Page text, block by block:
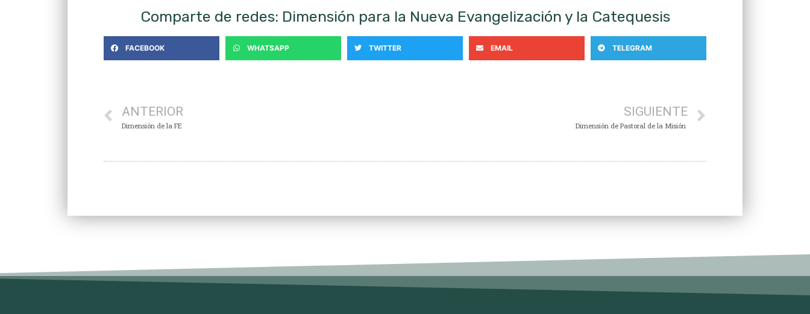
Comparte de redes: Dimensión para la Nueva Evangelización y la Catequesis
FACEBOOK WHATSAPP TWITTER EMAIL TELEGRAM
ANTERIOR
Dimensión de la FE
SIGUIENTE
Dimensión de Pastoral de la Misión